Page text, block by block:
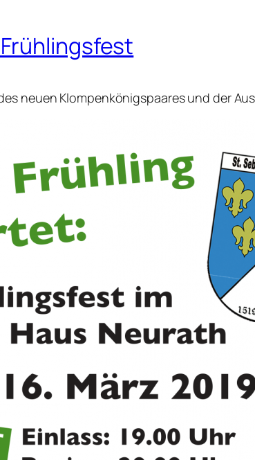
neuen Klompenkönigspaares und der